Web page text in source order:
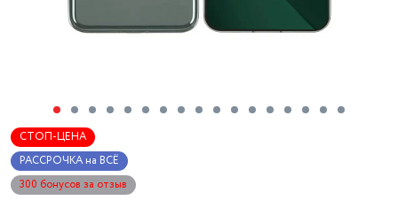
СТОП-ЦЕНА
РАССРОЧКА на ВСЁ
300 бонусов за отзыв